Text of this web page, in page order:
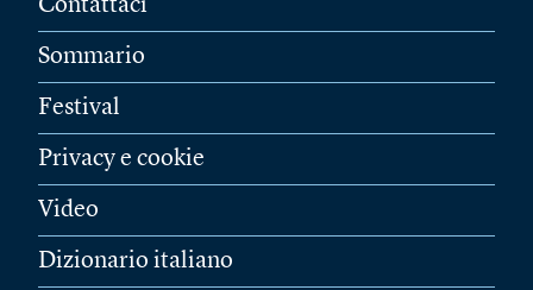
Contattaci
Sommario
Festival
Privacy e cookie
Video
Dizionario italiano